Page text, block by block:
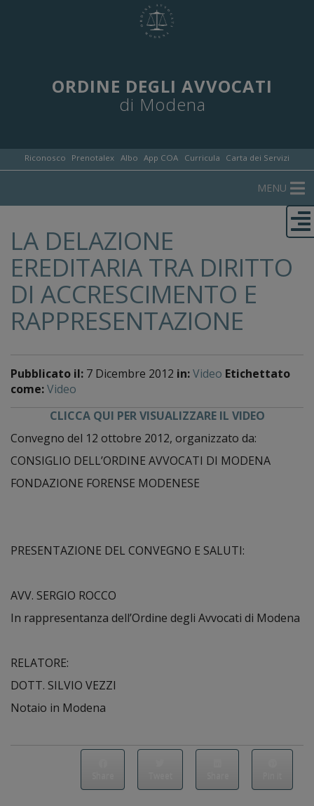
ORDINE DEGLI AVVOCATI
di Modena
Riconosco Prenotalex Albo App COA Curricula Carta dei Servizi
MENU
LA DELAZIONE
EREDITARIA TRA DIRITTO
DI ACCRESCIMENTO E
RAPPRESENTAZIONE
Pubblicato il: 7 Dicembre 2012 in:Video Etichettato
come:Video
CLICCA QUI PER VISUALIZZARE IL VIDEO
Convegno del 12 ottobre 2012, organizzato da:
CONSIGLIO DELL’ORDINE AVVOCATI DI MODENA
FONDAZIONE FORENSE MODENESE
PRESENTAZIONE DEL CONVEGNO E SALUTI:
AVV. SERGIO ROCCO
In rappresentanza dell’Ordine degli Avvocati di Modena
RELATORE:
DOTT. SILVIO VEZZI
Notaio in Modena